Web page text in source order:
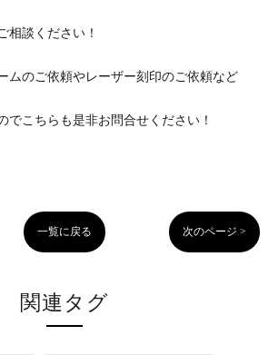
相談ください！
ムのご依頼やレーザー刻印のご依頼など
でこちらも是非お問合せください！
一覧に戻る 次のページ >
関連タグ